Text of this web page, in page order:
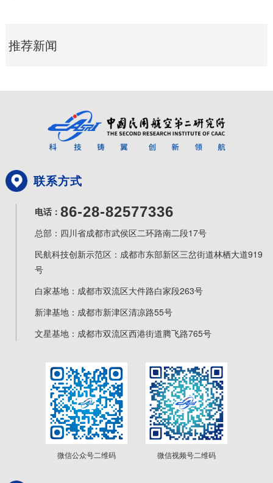
推荐新闻
联系方式
电话： 86-28-82577336
总部：四川省成都市武侯区二环路南二段17号
民航科技创新示范区：成都市东部新区三岔街道林栖大道919
号
白家基地：成都市双流区大件路白家段263号
新津基地：成都市新津区清凉路55号
文星基地：成都市双流区西港街道腾飞路765号
微信公众号二维码 微信视频号二维码